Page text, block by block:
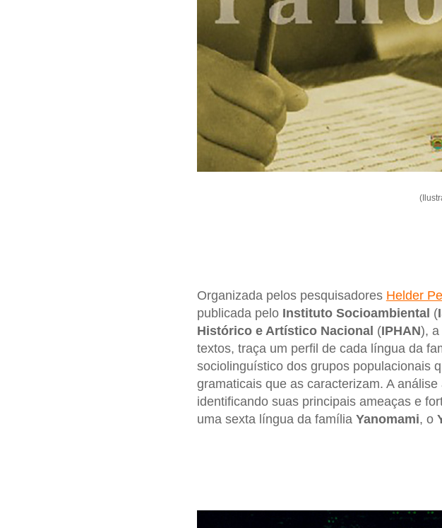
Organizada pelos pesquisadores Helder
publicada pelo Instituto Socioambiental (
Histórico e Artístico Nacional (IPHAN), a
textos, traça um perfil de cada língua da
sociolinguístico dos grupos populacionais
gramaticais que as caracterizam. A
identificando suas principais ameaças e
uma sexta língua da família Yanomami, o